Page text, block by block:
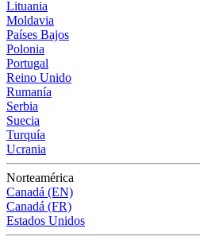
Lituania
Moldavia
Países Bajos
Polonia
Portugal
Reino Unido
Rumanía
Serbia
Suecia
Turquía
Ucrania
Norteamérica
Canadá (EN)
Canadá (FR)
Estados Unidos